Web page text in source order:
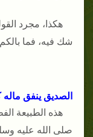
هكذا، مجرد
شك فيه، فما
الصديق ينفق
هذه الطبيعة
صلى الله عليه